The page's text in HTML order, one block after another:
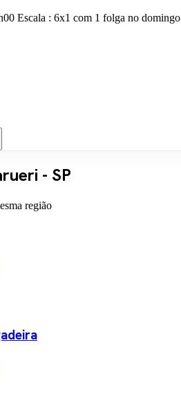
Escala : 6x1 com 1 folga no
- SP
região